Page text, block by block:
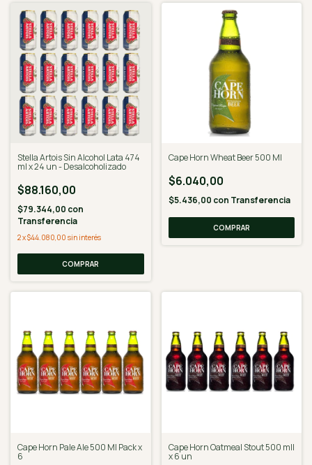
Stella Artois Sin Alcohol Lata 474
ml x 24 un - Desalcoholizado
$88.160,00
$79.344,00 con
Transferencia
2x$44.080,00 sin interés
Cape Horn Wheat Beer 500 Ml
$6.040,00
$5.436,00 con Transferencia
Cape Horn Pale Ale 500 Ml Pack x
6
Cape Horn Oatmeal Stout 500 mll
x 6 un